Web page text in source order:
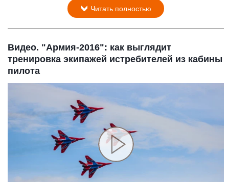
Читать полностью
Видео. "Армия-2016": как выглядит
тренировка экипажей истребителей из кабины
пилота